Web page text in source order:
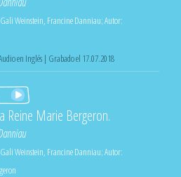
Gali Weinstein Francine Danniau;Autor:
en Inglés | Grabado el 17.07.2018
Reine Marie Bergeron.
Gali Weinstein Francine Danniau;Autor: